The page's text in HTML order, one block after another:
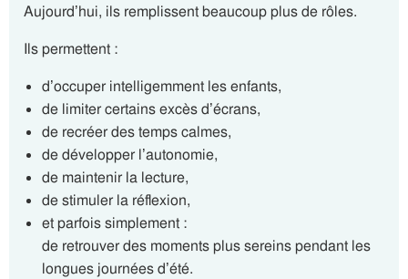
Aujourd’hui, ils remplissent beaucoup plus de rôles.
Ils permettent :
d’occuper intelligemment les enfants,
de limiter certains excès d’écrans,
de recréer des temps calmes,
de développer l’autonomie,
de maintenir la lecture,
de stimuler la réflexion,
et parfois simplement :
de retrouver des moments plus sereins pendant les
longues journées d’été.